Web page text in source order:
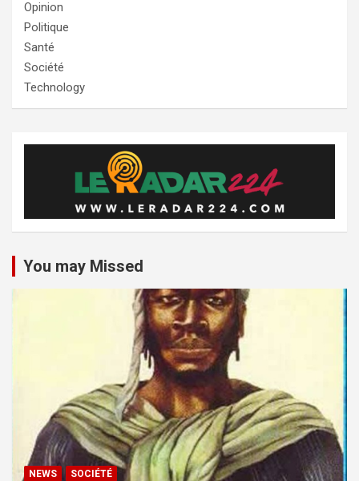
Opinion
Politique
Santé
Société
Technology
You may Missed
NEWS SOCIÉTÉ